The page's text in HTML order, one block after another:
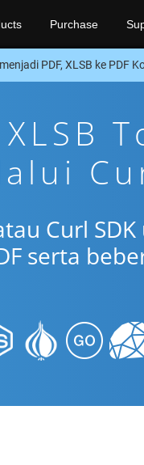
Purchase
PDF, XLSB ke PDF
Curl
serta